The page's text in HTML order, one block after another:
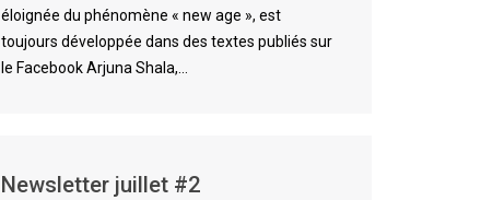
éloignée du phénomène « new age », est
toujours développée dans des textes publiés sur
le Facebook Arjuna Shala,…
Newsletter juillet #2